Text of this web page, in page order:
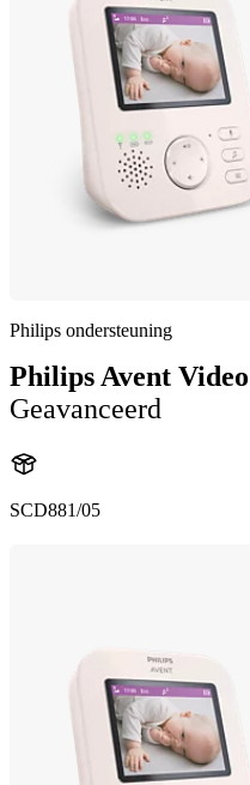
Philips ondersteuning
Philips Avent
Geavanceerd
SCD881/05